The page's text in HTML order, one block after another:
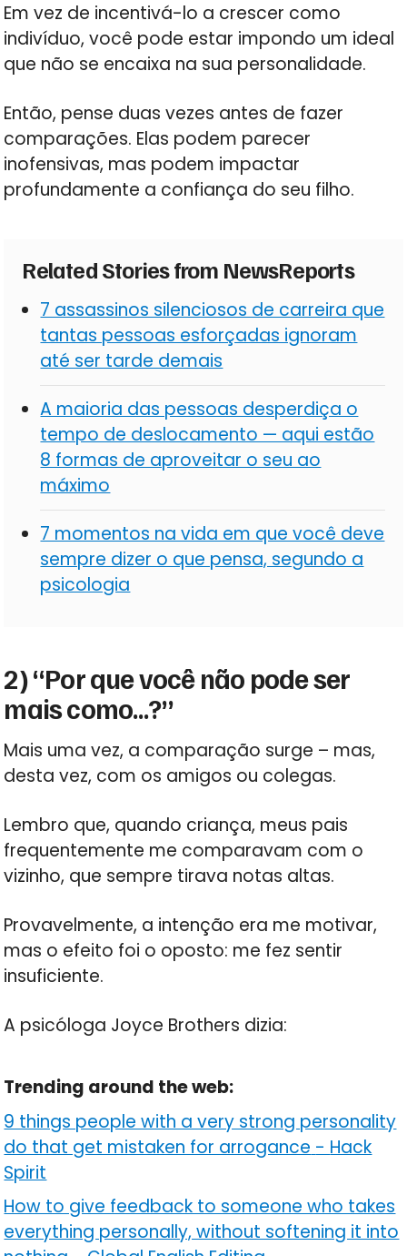
Em vez de incentivá-lo a crescer como
indivíduo, você pode estar impondo um ideal
que não se encaixa na sua personalidade.
Então, pense duas vezes antes de fazer
comparações. Elas podem parecer
inofensivas, mas podem impactar
profundamente a confiança do seu filho.
Related Stories from NewsReports
7 assassinos silenciosos de carreira que
tantas pessoas esforçadas ignoram
até ser tarde demais
A maioria das pessoas desperdiça o
tempo de deslocamento — aqui estão
8 formas de aproveitar o seu ao
máximo
7 momentos na vida em que você deve
sempre dizer o que pensa, segundo a
psicologia
2) “Por que você não pode ser
mais como…?”
Mais uma vez, a comparação surge – mas,
desta vez, com os amigos ou colegas.
Lembro que, quando criança, meus pais
frequentemente me comparavam com o
vizinho, que sempre tirava notas altas.
Provavelmente, a intenção era me motivar,
mas o efeito foi o oposto: me fez sentir
insuficiente.
A psicóloga Joyce Brothers dizia:
Trending around the web:
9 things people with a very strong personality
do that get mistaken for arrogance - Hack
Spirit
How to give feedback to someone who takes
everything personally, without softening it into